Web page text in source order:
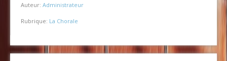
Auteur: Administrateur
Rubrique: La Chorale